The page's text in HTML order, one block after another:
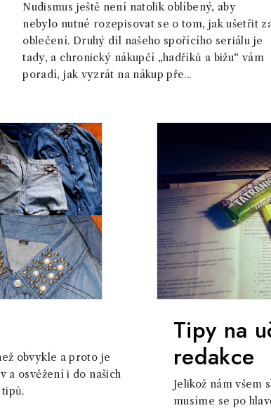
Nudismus ještě není natolik oblíbený, aby
nebylo nutné rozepisovat se o tom, jak ušetřit
oblečení. Druhý díl našeho spořícího seriálu je
tady, a chronický nákupčí „hadříků a bižu“ vám
poradí, jak vyzrát na nákup pře...
obvykle a proto je
a osvěžení i do našich
Tipy na
redakce
Jelikož nám všem
musíme se po